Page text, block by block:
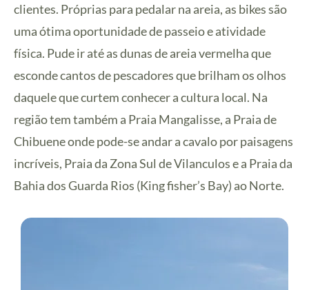
clientes. Próprias para pedalar na areia, as bikes são
uma ótima oportunidade de passeio e atividade
física. Pude ir até as dunas de areia vermelha que
esconde cantos de pescadores que brilham os olhos
daquele que curtem conhecer a cultura local. Na
região tem também a Praia Mangalisse, a Praia de
Chibuene onde pode-se andar a cavalo por paisagens
incríveis, Praia da Zona Sul de Vilanculos e a Praia da
Bahia dos Guarda Rios (King fisher’s Bay) ao Norte.